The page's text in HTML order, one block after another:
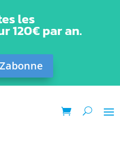
les
120€ par an.